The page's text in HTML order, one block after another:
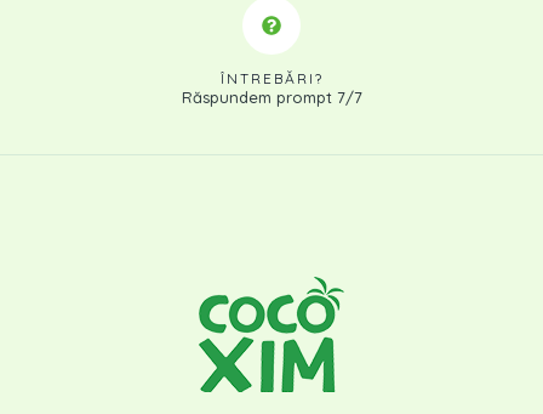
ÎNTREBĂRI?
Răspundem prompt 7/7